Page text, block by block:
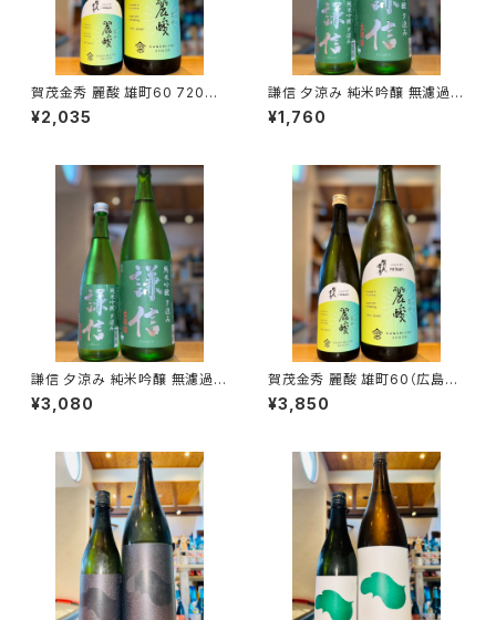
賀茂金秀 麗酸 雄町60 720ml
１本（金光酒造・広島県東広島市
黒瀬町）
¥2,035
謙信 夕涼み 純米吟醸 無濾過生
720ml１本（池田屋酒造・新潟
県糸魚川市新鉄）
¥1,760
謙信 夕涼み 純米吟醸 無濾過生
1800ml１本（池田屋酒造・新潟
県糸魚川市新鉄）
¥3,080
賀茂金秀 麗酸 雄町60（広島限
定）1800ml１本（金光酒造・広
島県東広島市黒瀬町）
¥3,850